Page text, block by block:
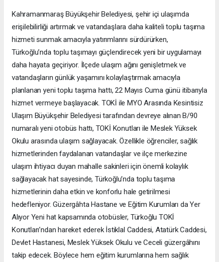
Kahramanmaraş Büyükşehir Belediyesi, şehir içi ulaşımda
erişilebilirliği artırmak ve vatandaşlara daha kaliteli toplu taşıma
hizmeti sunmak amacıyla yatırımlarını sürdürürken,
Türkoğlu’nda toplu taşımayı güçlendirecek yeni bir uygulamayı
daha hayata geçiriyor. İlçede ulaşım ağını genişletmek ve
vatandaşların günlük yaşamını kolaylaştırmak amacıyla
planlanan yeni toplu taşıma hattı, 22 Mayıs Cuma günü itibarıyla
hizmet vermeye başlayacak. TOKİ ile MYO Arasında Kesintisiz
Ulaşım Büyükşehir Belediyesi tarafından devreye alınan B/90
numaralı yeni otobüs hattı, TOKİ Konutları ile Meslek Yüksek
Okulu arasında ulaşım sağlayacak. Özellikle öğrenciler, sağlık
hizmetlerinden faydalanan vatandaşlar ve ilçe merkezine
ulaşım ihtiyacı duyan mahalle sakinleri için önemli kolaylık
sağlayacak hat sayesinde, Türkoğlu’nda toplu taşıma
hizmetlerinin daha etkin ve konforlu hale getirilmesi
hedefleniyor. Güzergâhta Hastane ve Eğitim Kurumları da Yer
Alıyor Yeni hat kapsamında otobüsler, Türkoğlu TOKİ
Konutları’ndan hareket ederek İstiklal Caddesi, Atatürk Caddesi,
Devlet Hastanesi, Meslek Yüksek Okulu ve Ceceli güzergâhını
takip edecek. Böylece hem eğitim kurumlarına hem sağlık